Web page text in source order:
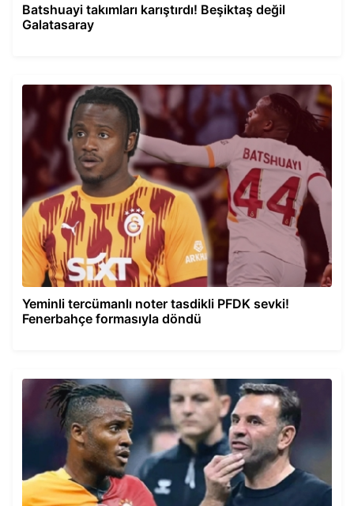
Batshuayi takımları karıştırdı! Beşiktaş değil
Galatasaray
Yeminli tercümanlı noter tasdikli PFDK sevki!
Fenerbahçe formasıyla döndü